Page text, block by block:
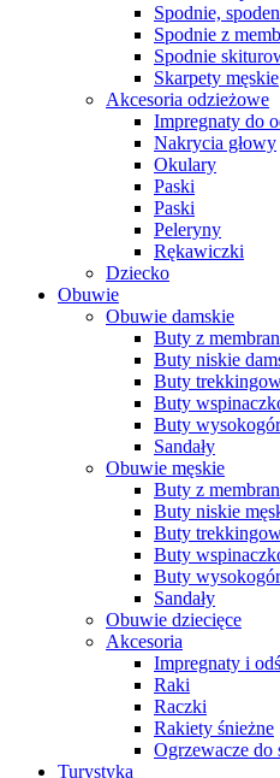
Spodnie,
Spodnie z
Spodnie
Skarpety męskie
Akcesoria odzieżowe
Impregnaty do
Nakrycia głowy
Okulary
Paski
Paski
Peleryny
Rękawiczki
Dziecko
Obuwie
Obuwie damskie
Buty z
Buty niskie
Buty
Buty
Buty
Sandały
Obuwie męskie
Buty z
Buty niskie
Buty
Buty
Buty
Sandały
Obuwie dziecięce
Akcesoria
Impregnaty i
Raki
Raczki
Rakiety śnieżne
Ogrzewacze do
Turystyka